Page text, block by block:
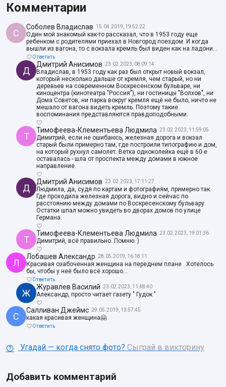
Комментарии
С
Соболев Владислав 15.04.2019, 19:52:22
Один мой знакомый как-то рассказал, что в 1953 году еще
ребенком с родителями приехал в Новгород поездом. И когда
вышли из вагона, то с вокзала кремль был виден как на ладони...
Ответить
Д
Дмитрий Анисимов 23.02.2023, 08:09:14
Владислав, в 1953 году как раз был открыт новый вокзал,
который несколько дальше от кремля, чем старый, но ни
деревьев на современном Воскресенском бульваре, ни
киноцентра (кинотеатра "Россия"), ни гостиницы "Волхов", ни
Дома Советов, ни парка вокруг кремля ещё не было, ничто не
мешало от вагона видеть кремль. Поэтому такие
воспоминания представляются правдоподобными.
Т
Тимофеева-Клементьева Людмила 23.02.2023, 11:59:05
Димитрий, если не ошибаюсь, железная дорога и вокзал
старый были примерно там, где построили типографию и дом,
на который рухнул самолет. Ветка одноколейка ещё в 60-е
оставалась - шла от проспекта между домами в южное
направление.
Д
Дмитрий Анисимов 23.02.2023, 17:11:27
Людмила, да, судя по картам и фотографиям, примерно так.
Где проходила железная дорога, видно и сейчас по
расстоянию между домами по Воскресенскому бульвару.
Остатки шпал можно увидеть во дворах домов по улице
Германа.
Т
Тимофеева-Клементьева Людмила 23.02.2023, 19:01:36
Димитрий, всё правильно. Помню. )
Л
Лобашев Александр 28.05.2019, 16:18:11
Красивая озабоченная женщина на переднем плане . Хотелось
бы, чтобы у неё было всё хорошо...
Ответить
Ж
Журавлев Василий 23.02.2023, 11:48:40
Александр, просто читает газету " Гудок "
С
Салливан Джеймс 29.05.2019, 13:57:45
какая красивая женщина🤗
Ответить
Угадай — когда снято фото? Сыграй в викторину
Добавить комментарий